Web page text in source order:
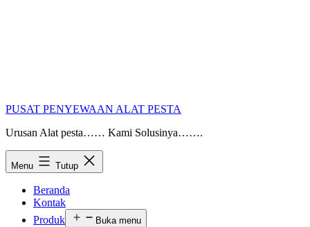
PUSAT PENYEWAAN ALAT PESTA
Urusan Alat pesta…… Kami Solusinya…….
Menu Tutup
Beranda
Kontak
Produk
Buka menu